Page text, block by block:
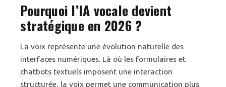
Pourquoi l’IA vocale devient
stratégique en 2026 ?
La voix représente une évolution naturelle des
interfaces numériques. Là où les formulaires et
chatbots textuels imposent une interaction
structurée, la voix permet une communication plus